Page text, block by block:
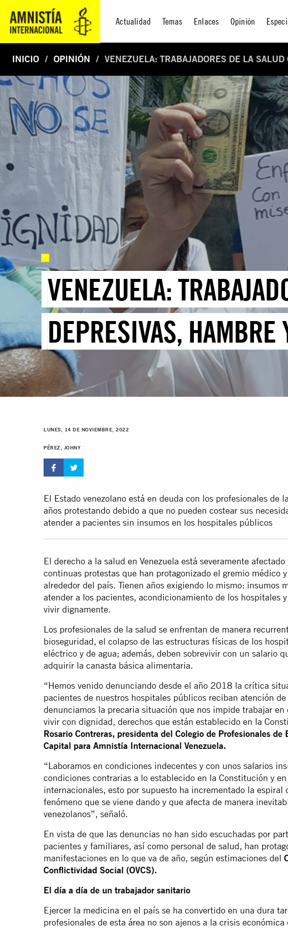
Actualidad Temas Enlaces Opinión
INICIO OPINIÓN VENEZUELA: TRABAJADORES DE LA
VENEZUELA:
DEPRESIVAS, HAMBRE
LUNES, 14 DE NOVIEMBRE, 2022
PÉREZ, JOHNY
El Estado venezolano está en deuda con los profesionales de
años protestando debido a que no pueden costear sus
atender a pacientes sin insumos en los hospitales públicos
El derecho a la salud en Venezuela está severamente
continuas protestas que han protagonizado el gremio médico
alrededor del país. Tienen años exigiendo lo mismo: insumos
atender a los pacientes, acondicionamiento de los hospitales
vivir dignamente.
Los profesionales de la salud se enfrentan de manera
bioseguridad, el colapso de las estructuras físicas de los
eléctrico y de agua; además, deben sobrevivir con un salario
adquirir la canasta básica alimentaria.
“Hemos venido denunciando desde el año 2018 la crítica
pacientes de nuestros hospitales públicos reciban atención
denunciamos la precaria situación que nos impide trabajar
vivir con dignidad, derechos que están establecido en la
Rosario Contreras, presidenta del Colegio de Profesionales
Capital para Amnistía Internacional Venezuela.
“Laboramos en condiciones indecentes y con unos salarios
condiciones contrarias a lo establecido en la Constitución y
internacionales, esto por supuesto ha incrementado la espiral
fenómeno que se viene dando y que afecta de manera
venezolanos”, señaló.
En vista de que las denuncias no han sido escuchadas por
pacientes y familiares, así como personal de salud, han
manifestaciones en lo que va de año, según estimaciones del
Conflictividad Social (OVCS).
El día a día de un trabajador sanitario
Ejercer la medicina en el país se ha convertido en una dura
profesionales de esta área no son ajenos a la crisis